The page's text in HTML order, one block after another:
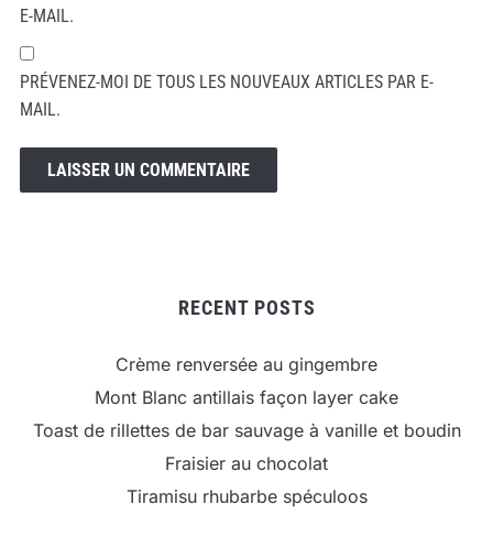
E-MAIL.
PRÉVENEZ-MOI DE TOUS LES NOUVEAUX ARTICLES PAR E-
MAIL.
RECENT POSTS
Crème renversée au gingembre
Mont Blanc antillais façon layer cake
Toast de rillettes de bar sauvage à vanille et boudin
Fraisier au chocolat
Tiramisu rhubarbe spéculoos